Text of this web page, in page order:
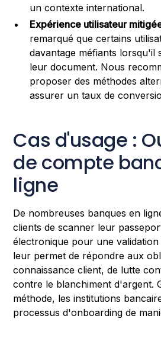
un contexte international.
Expérience utilisateur
remarqué que certains
davantage méfiants lorsqu'il
leur document. Nous
proposer des méthodes
assurer un taux de
Cas d'usage :
de compte
ligne
De nombreuses banques en
clients de scanner leur
électronique pour une validation
leur permet de répondre aux
connaissance client, de lutte
contre le blanchiment d'argent.
méthode, les institutions
processus d'onboarding de